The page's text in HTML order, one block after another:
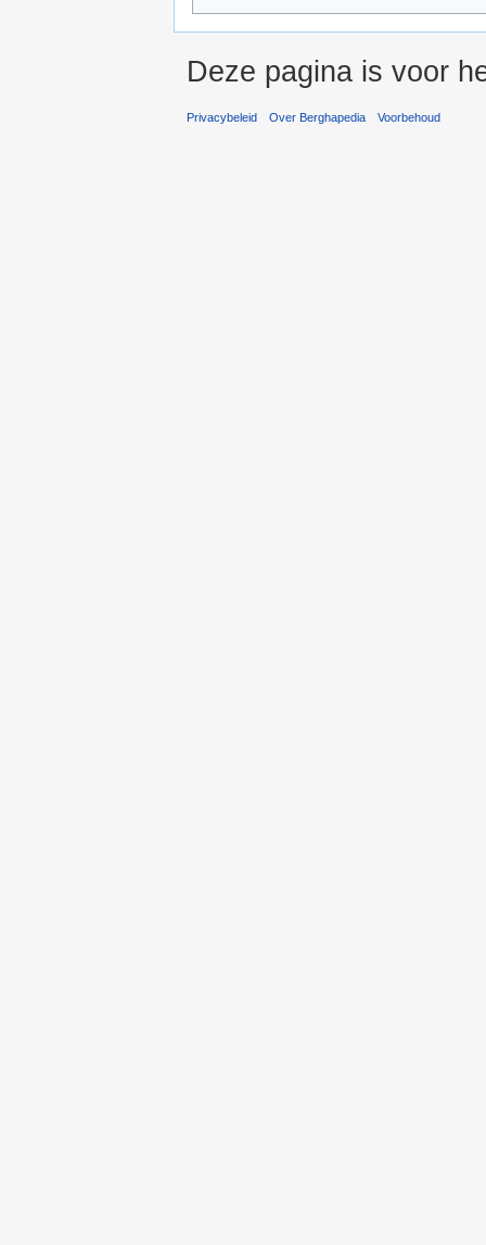
Deze pagina is voor
Privacybeleid Over Berghapedia Voorbehoud